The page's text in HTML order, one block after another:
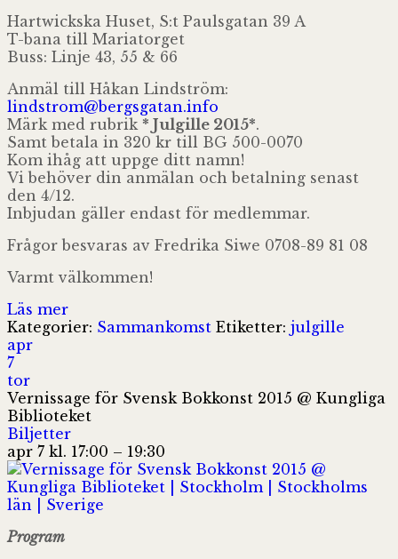
Hartwickska Huset, S:t Paulsgatan 39 A
T-bana till Mariatorget
Buss: Linje 43, 55 & 66
Anmäl till Håkan Lindström:
lindstrom@bergsgatan.info
Märk med rubrik * Julgille 2015*.
Samt betala in 320 kr till BG 500-0070
Kom ihåg att uppge ditt namn!
Vi behöver din anmälan och betalning senast
den 4/12.
Inbjudan gäller endast för medlemmar.
Frågor besvaras av Fredrika Siwe 0708-89 81 08
Varmt välkommen!
Läs mer
Kategorier: Sammankomst Etiketter: julgille
apr
7
tor
Vernissage för Svensk Bokkonst 2015 @ Kungliga
Biblioteket
Biljetter
apr 7 kl. 17:00 – 19:30
Program